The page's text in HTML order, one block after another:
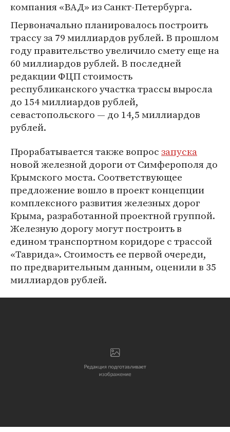
компания «ВАД» из Санкт-Петербурга.
Первоначально планировалось построить
трассу за 79 миллиардов рублей. В прошлом
году правительство увеличило смету еще на
60 миллиардов рублей. В последней
редакции ФЦП стоимость
республиканского участка трассы выросла
до 154 миллиардов рублей,
севастопольского — до 14,5 миллиардов
рублей.
Прорабатывается также вопросзапуска
новой железной дороги от Симферополя до
Крымского моста. Соответствующее
предложение вошло в проект концепции
комплексного развития железных дорог
Крыма, разработанной проектной группой.
Железную дорогу могут построить в
едином транспортном коридоре с трассой
«Таврида». Стоимость ее первой очереди,
по предварительным данным, оценили в 35
миллиардов рублей.